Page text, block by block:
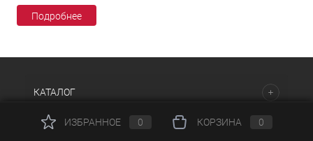
Подробнее
КАТАЛОГ
ИЗБРАННОЕ 0 КОРЗИНА 0